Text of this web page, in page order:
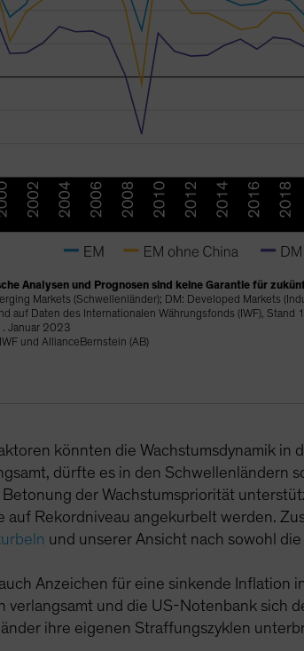
Analysen und Prognosen sind keine Garantie für
Markets (Schwellenländer); DM: Developed Markets
auf Daten des Internationalen Währungsfonds (IWF),
Januar 2023
und AllianceBernstein (AB)
könnten die Wachstumsdynamik in
dürfte es in den Schwellenländern
der Wachstumspriorität
auf Rekordniveau angekurbelt werden.
und unserer Ansicht nach sowohl
Anzeichen für eine sinkende Inflation
verlangsamt und die US-Notenbank sich
ihre eigenen Straffungszyklen